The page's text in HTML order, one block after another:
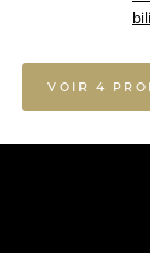
VOIR 4